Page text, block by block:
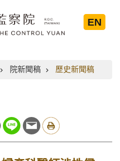
EN
院新聞稿 歷史新聞稿